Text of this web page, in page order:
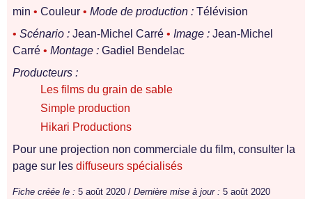
min • Couleur • Mode de production : Télévision
• Scénario : Jean-Michel Carré • Image : Jean-Michel
Carré • Montage : Gadiel Bendelac
Producteurs :
Les films du grain de sable
Simple production
Hikari Productions
Pour une projection non commerciale du film, consulter la
page sur les diffuseurs spécialisés
Fiche créée le : 5 août 2020 / Dernière mise à jour : 5 août 2020